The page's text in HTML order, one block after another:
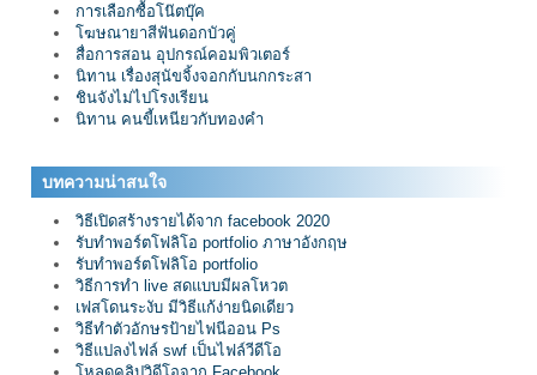
การเลือกซื้อโน๊ตบุ๊ค
โฆษณายาสีฟันดอกบัวคู่
สื่อการสอน อุปกรณ์คอมพิวเตอร์
นิทาน เรื่องสุนัขจิ้งจอกกับนกกระสา
ชินจังไม่ไปโรงเรียน
นิทาน คนขี้เหนียวกับทองคำ
บทความน่าสนใจ
วิธีเปิดสร้างรายได้จาก facebook 2020
รับทำพอร์ตโฟลิโอ portfolio ภาษาอังกฤษ
รับทำพอร์ตโฟลิโอ portfolio
วิธีการทำ live สดแบบมีผลโหวต
เฟสโดนระงับ มีวิธีแก้ง่ายนิดเดียว
วิธีทำตัวอักษรป้ายไฟนีออน Ps
วิธีแปลงไฟล์ swf เป็นไฟล์วีดีโอ